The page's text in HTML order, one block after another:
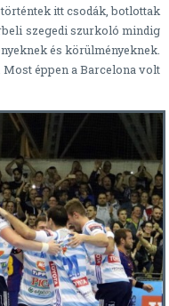
itt csodák, botlottak
szegedi szurkoló mindig
és körülményeknek.
éppen a Barcelona volt